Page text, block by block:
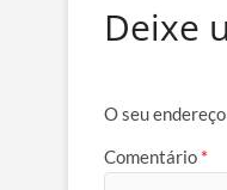
Deixe
O seu
Comentário *